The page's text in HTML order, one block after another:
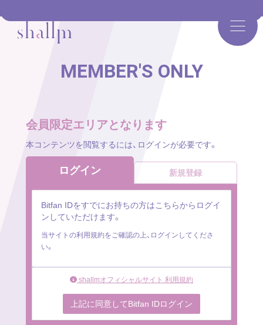
MEMBER'S ONLY
会員限定エリアとなります
本コンテンツを閲覧するには、ログインが必要です。
ログイン 新規登録
Bitfan IDをすでにお持ちの方はこちらからログイ
ンしていただけます。
当サイトの利用規約をご確認の上、ログインしてくださ
い。
shallmオフィシャルサイト 利用規約
上記に同意してBitfan IDログイン